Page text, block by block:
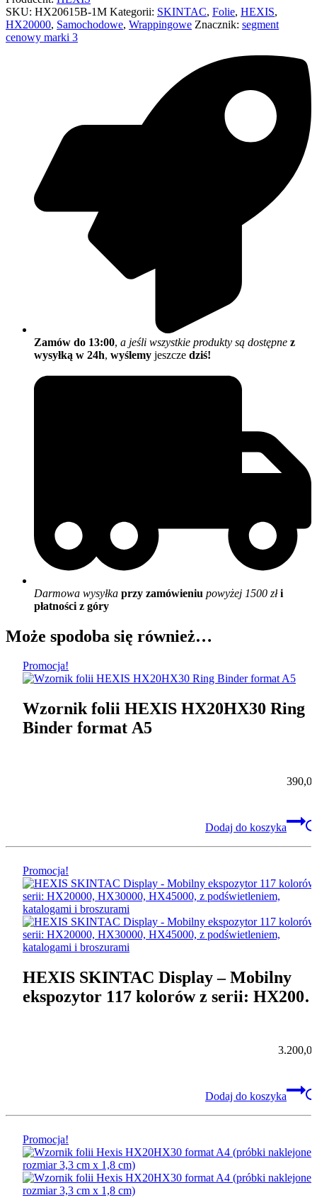
SKU: HX20615B-1M Kategorii: SKINTAC, Folie, HEXIS,
HX20000, Samochodowe, Wrappingowe Znacznik: segment
cenowy marki 3
Zamów do 13:00, a jeśli wszystkie produkty są dostępne z
wysyłką w 24h, wyślemy jeszcze dziś!
Darmowa wysyłka przy zamówieniu powyżej 1500 złi
płatności z góry
Może spodoba się również…
Promocja!
Wzornik folii HEXIS HX20HX30 Ring
Binder format A5
Dodaj do koszyka
Promocja!
HEXIS SKINTAC Display – Mobilny
ekspozytor 117 kolorów z serii:
Dodaj do koszyka
Promocja!